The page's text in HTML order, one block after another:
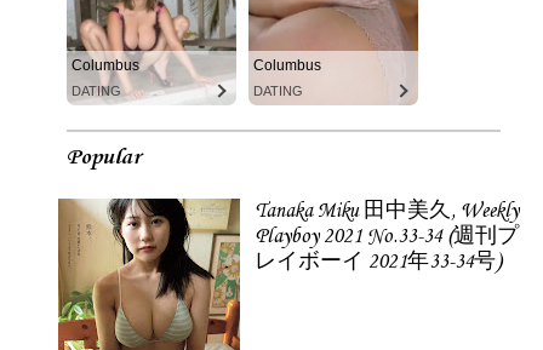
Columbus
DATING
Columbus
DATING
Popular
Tanaka Miku 田中美久, Weekly
Playboy 2021 No.33-34 (週刊プ
レイボーイ 2021年33-34号)